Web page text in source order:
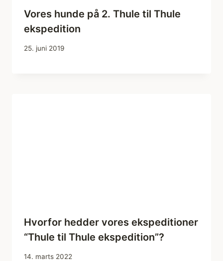
Vores hunde på 2. Thule til Thule
ekspedition
25. juni 2019
Hvorfor hedder vores ekspeditioner
“Thule til Thule ekspedition”?
14. marts 2022